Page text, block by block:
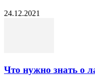
24.12.2021
Что нужно знать о